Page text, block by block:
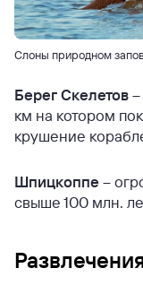
Слоны природном
Берег Скелетов
км на котором
крушение
Шпицкоппе –
свыше 100 млн.